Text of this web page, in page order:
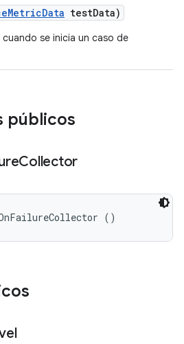
MetricData testData)
se inicia un caso de
públicos
Collector
()